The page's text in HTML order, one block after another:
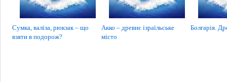
Сумка, валіза, рюкзак – що
взяти в подорож?
Акко – древнє ізраїльське
місто
Болгарія.